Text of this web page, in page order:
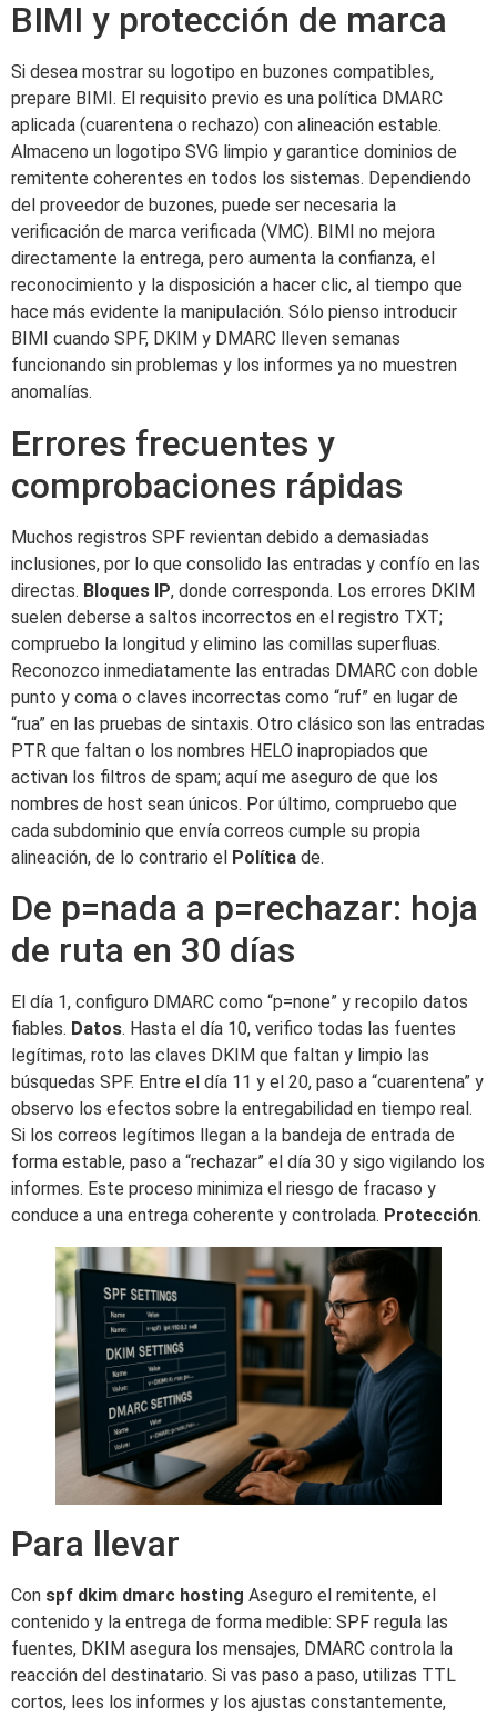
BIMI y protección de marca
Si desea mostrar su logotipo en buzones compatibles,
prepare BIMI. El requisito previo es una política DMARC
aplicada (cuarentena o rechazo) con alineación estable.
Almaceno un logotipo SVG limpio y garantice dominios de
remitente coherentes en todos los sistemas. Dependiendo
del proveedor de buzones, puede ser necesaria la
verificación de marca verificada (VMC). BIMI no mejora
directamente la entrega, pero aumenta la confianza, el
reconocimiento y la disposición a hacer clic, al tiempo que
hace más evidente la manipulación. Sólo pienso introducir
BIMI cuando SPF, DKIM y DMARC lleven semanas
funcionando sin problemas y los informes ya no muestren
anomalías.
Errores frecuentes y
comprobaciones rápidas
Muchos registros SPF revientan debido a demasiadas
inclusiones, por lo que consolido las entradas y confío en las
directas. Bloques IP, donde corresponda. Los errores DKIM
suelen deberse a saltos incorrectos en el registro TXT;
compruebo la longitud y elimino las comillas superfluas.
Reconozco inmediatamente las entradas DMARC con doble
punto y coma o claves incorrectas como “ruf” en lugar de
“rua” en las pruebas de sintaxis. Otro clásico son las entradas
PTR que faltan o los nombres HELO inapropiados que
activan los filtros de spam; aquí me aseguro de que los
nombres de host sean únicos. Por último, compruebo que
cada subdominio que envía correos cumple su propia
alineación, de lo contrario el Política de.
De p=nada a p=rechazar: hoja
de ruta en 30 días
El día 1, configuro DMARC como “p=none” y recopilo datos
fiables. Datos. Hasta el día 10, verifico todas las fuentes
legítimas, roto las claves DKIM que faltan y limpio las
búsquedas SPF. Entre el día 11 y el 20, paso a “cuarentena” y
observo los efectos sobre la entregabilidad en tiempo real.
Si los correos legítimos llegan a la bandeja de entrada de
forma estable, paso a “rechazar” el día 30 y sigo vigilando los
informes. Este proceso minimiza el riesgo de fracaso y
conduce a una entrega coherente y controlada. Protección.
Para llevar
Con spf dkim dmarc hosting Aseguro el remitente, el
contenido y la entrega de forma medible: SPF regula las
fuentes, DKIM asegura los mensajes, DMARC controla la
reacción del destinatario. Si vas paso a paso, utilizas TTL
cortos, lees los informes y los ajustas constantemente,